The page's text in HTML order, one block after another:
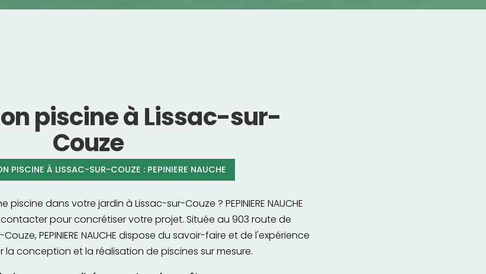
piscine à Lissac-sur-
Couze
PISCINE À LISSAC-SUR-COUZE : PEPINIERE NAUCHE
dans votre jardin à Lissac-sur-Couze ? PEPINIERE NAUCHE
pour concrétiser votre projet. Située au 903 route de
PEPINIERE NAUCHE dispose du savoir-faire et de l'expérience
la conception et la réalisation de piscines sur mesure.